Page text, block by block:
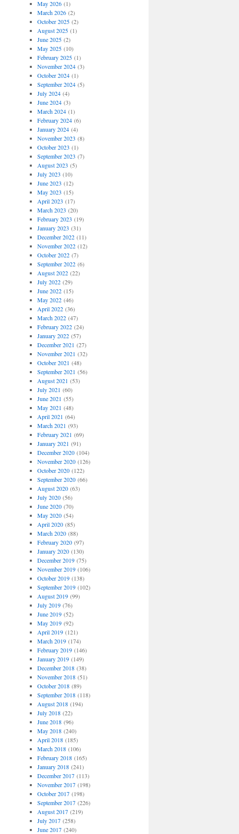
May 2026(1)
March 2026(2)
October 2025(2)
August 2025(1)
June 2025(2)
May 2025(10)
February 2025(1)
November 2024(3)
October 2024(1)
September 2024(5)
July 2024(4)
June 2024(3)
March 2024(1)
February 2024(6)
January 2024(4)
November 2023 (8)
October 2023 (1)
September 2023 (7)
August 2023 (5)
July 2023 (10)
June 2023 (12)
May 2023 (15)
April 2023 (17)
March 2023 (20)
February 2023 (19)
January 2023 (31)
December 2022(11)
November 2022(12)
October 2022(7)
September 2022(6)
August 2022(22)
July 2022(29)
June 2022(15)
May 2022(46)
April 2022(36)
March 2022(47)
February 2022(24)
January 2022(57)
December 2021 (27)
November 2021 (32)
October 2021 (48)
September 2021 (56)
August 2021 (53)
July 2021 (60)
June 2021 (55)
May 2021 (48)
April 2021 (64)
March 2021 (93)
February 2021 (69)
January 2021 (91)
December 2020(104)
November 2020(126)
October 2020(122)
September 2020(66)
August 2020(63)
July 2020(56)
June 2020(70)
May 2020(54)
April 2020(85)
March 2020(88)
February 2020(97)
January 2020(130)
December 2019(75)
November 2019(106)
October 2019(138)
September 2019(102)
August 2019(99)
July 2019(76)
June 2019(52)
May 2019(92)
April 2019(121)
March 2019(174)
February 2019(146)
January 2019(149)
December 2018(38)
November 2018(51)
October 2018(89)
September 2018(118)
August 2018(194)
July 2018(22)
June 2018(96)
May 2018(240)
April 2018(185)
March 2018(106)
February 2018(165)
January 2018(241)
December 2017(113)
November 2017(198)
October 2017(198)
September 2017(226)
August 2017(219)
July 2017(258)
June 2017(240)